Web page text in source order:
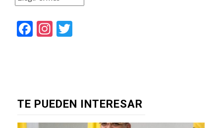
Facebook
Instagram
TE PUEDEN INTERESAR